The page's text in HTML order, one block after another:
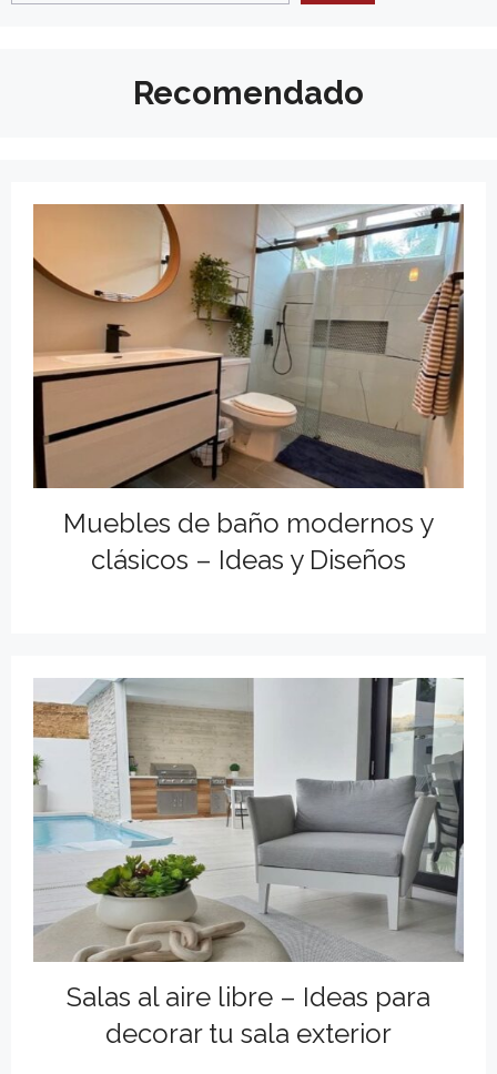
Recomendado
Muebles de baño modernos y
clásicos – Ideas y Diseños
Salas al aire libre – Ideas para
decorar tu sala exterior